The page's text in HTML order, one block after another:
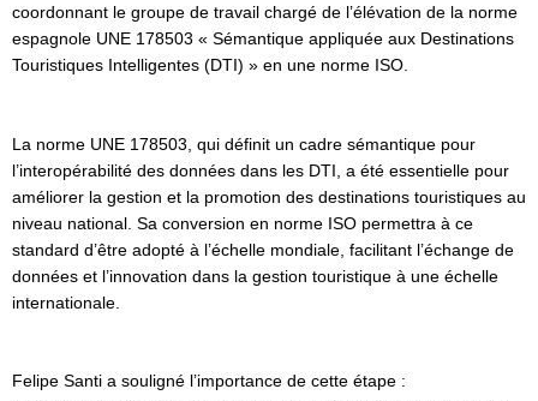
coordonnant le groupe de travail chargé de l’élévation de la norme
espagnole UNE 178503 « Sémantique appliquée aux Destinations
Touristiques Intelligentes (DTI) » en une norme ISO.
La norme UNE 178503, qui définit un cadre sémantique pour
l’interopérabilité des données dans les DTI, a été essentielle pour
améliorer la gestion et la promotion des destinations touristiques au
niveau national. Sa conversion en norme ISO permettra à ce
standard d’être adopté à l’échelle mondiale, facilitant l’échange de
données et l’innovation dans la gestion touristique à une échelle
internationale.
Felipe Santi a souligné l’importance de cette étape :